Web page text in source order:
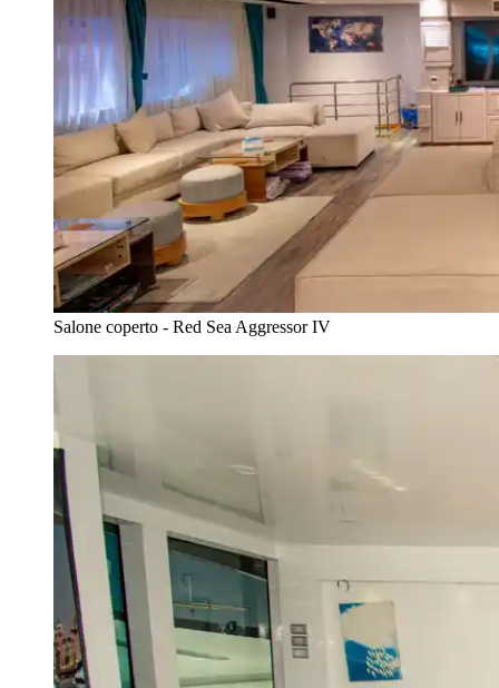
Salone coperto - Red Sea Aggressor IV